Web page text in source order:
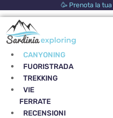
al
contenuto
🥳 Prenota la tua
CANYONING
FUORISTRADA
TREKKING
VIE
FERRATE
RECENSIONI